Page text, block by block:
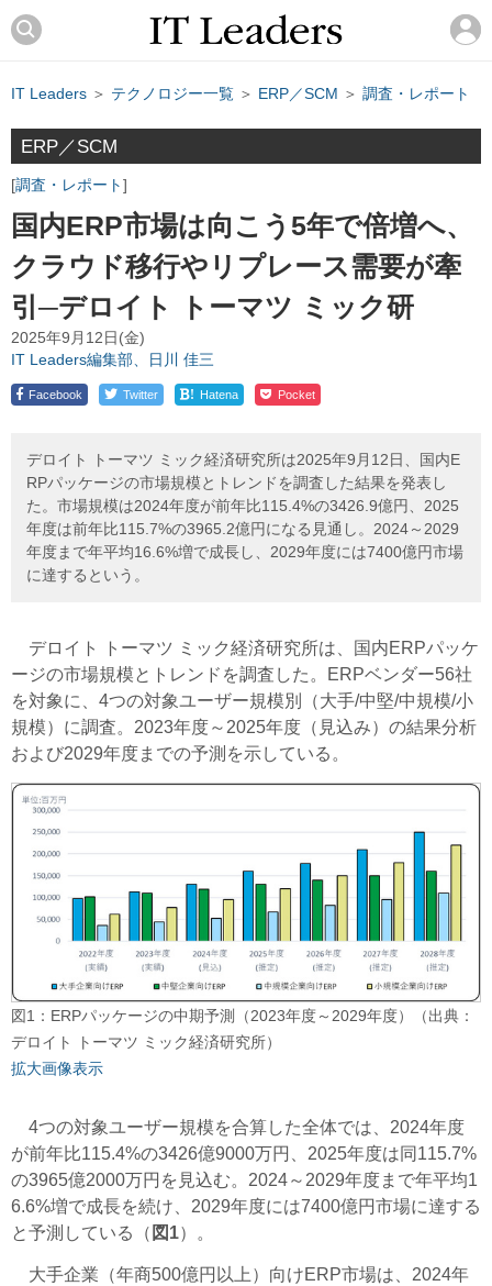
IT Leaders ＞ テクノロジー一覧 ＞ ERP／SCM ＞ 調査・レポート
ERP／SCM
調査・レポート
国内ERP市場は向こう5年で倍増へ、
クラウド移行やリプレース需要が牽
引─デロイト トーマツ ミック研
2025年9月12日(金)
IT Leaders編集部、日川 佳三
Facebook Twitter ! Hatena Pocket
デロイト トーマツ ミック経済研究所は2025年9月12日、国内E
RPパッケージの市場規模とトレンドを調査した結果を発表し
た。市場規模は2024年度が前年比115.4%の3426.9億円、2025
年度は前年比115.7%の3965.2億円になる見通し。2024～2029
年度まで年平均16.6%増で成長し、2029年度には7400億円市場
に達するという。
デロイト トーマツ ミック経済研究所は、国内ERPパッケ
ージの市場規模とトレンドを調査した。ERPベンダー56社
を対象に、4つの対象ユーザー規模別（大手/中堅/中規模/小
規模）に調査。2023年度～2025年度（見込み）の結果分析
および2029年度までの予測を示している。
図1：ERPパッケージの中期予測（2023年度～2029年度）（出典：
デロイト トーマツ ミック経済研究所）
拡大画像表示
4つの対象ユーザー規模を合算した全体では、2024年度
が前年比115.4%の3426億9000万円、2025年度は同115.7%
の3965億2000万円を見込む。2024～2029年度まで年平均1
6.6%増で成長を続け、2029年度には7400億円市場に達する
と予測している（ 図1）。
大手企業（年商500億円以上）向けERP市場は、2024年